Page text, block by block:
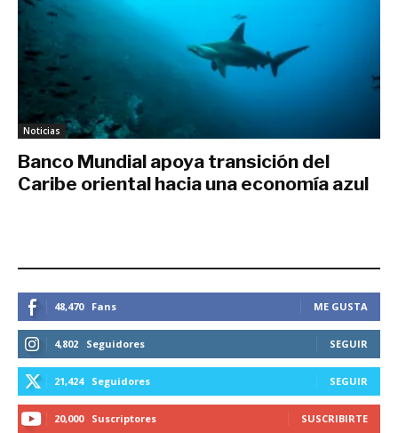
Noticias
Banco Mundial apoya transición del
Caribe oriental hacia una economía azul
48,470 Fans ME GUSTA
4,802 Seguidores SEGUIR
21,424 Seguidores SEGUIR
20,000 Suscriptores SUSCRIBIRTE